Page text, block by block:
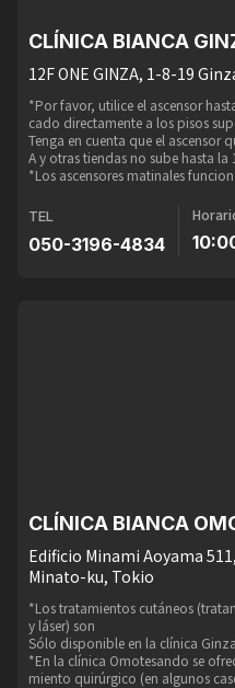
CLÍNICA BIANCA
12F ONE GINZA, 1-8-19
*Por favor, utilice el ascensor
cado directamente a los pisos
Tenga en cuenta que el ascensor
A y otras tiendas no sube hasta la
*Los ascensores matinales
TEL
050-3196-4834
CLÍNICA BIANCA
Edificio Minami Aoyama
Minato-ku, Tokio
*Los tratamientos cutáneos
y láser) son
Sólo disponible en la clínica
*En la clínica Omotesando se
miento quirúrgico (en algunos